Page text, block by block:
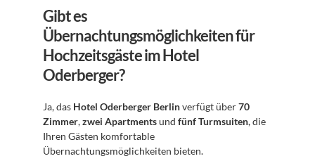
Gibt es
Übernachtungsmöglichkeiten für
Hochzeitsgäste im Hotel
Oderberger?
Ja, das Hotel Oderberger Berlin verfügt über 70
Zimmer, zwei Apartments und fünf Turmsuiten, die
Ihren Gästen komfortable
Übernachtungsmöglichkeiten bieten.